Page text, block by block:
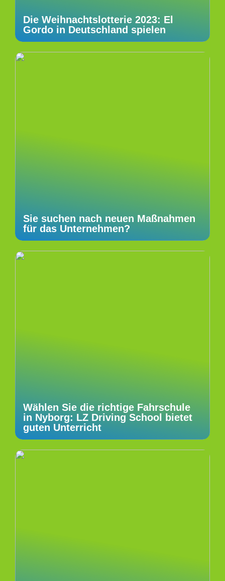
Die Weihnachtslotterie 2023: El
Gordo in Deutschland spielen
Sie suchen nach neuen Maßnahmen
für das Unternehmen?
Wählen Sie die richtige Fahrschule
in Nyborg: LZ Driving School bietet
guten Unterricht